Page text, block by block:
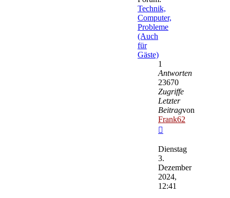
Technik,
Computer,
Probleme
(Auch
für
Gäste)
1
Antworten
23670
Zugriffe
Letzter
Beitragvon
Frank62
Beitrag
Dienstag
3.
Dezember
2024,
12:41